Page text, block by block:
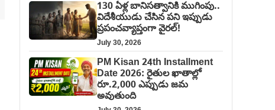
130 ఏళ్ల బానిసత్వానికి ముగింపు..
విదేశీయుడు చేసిన పని ఇప్పుడు
ప్రపంచవ్యాప్తంగా వైరల్!
July 30, 2026
PM Kisan 24th Installment
Date 2026: రైతుల ఖాతాల్లో
రూ.2,000 ఎప్పుడు జమ
అవుతుంది